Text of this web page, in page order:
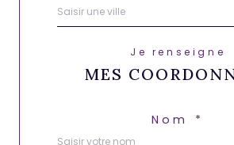
Je renseigne
MES
Nom *